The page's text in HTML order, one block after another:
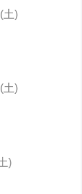
土)
土)
)